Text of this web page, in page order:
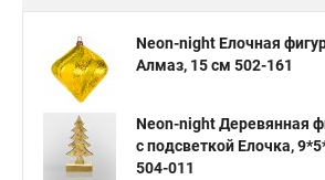
Neon-night Елочная
Алмаз, 15 см 502-161
Neon-night Деревянная
с подсветкой Елочка,
504-011